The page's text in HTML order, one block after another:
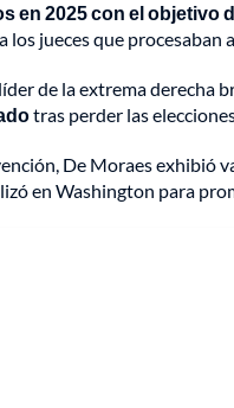
en 2025 con el
los jueces que procesaban
de la extrema derecha
tras perder las
De Moraes exhibió
en Washington para